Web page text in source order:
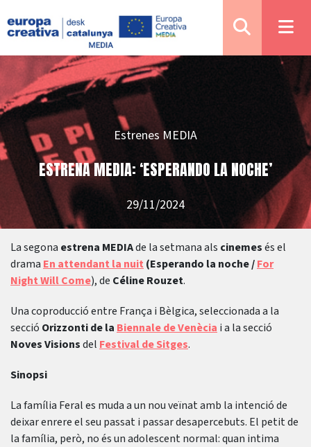
Estrenes MEDIA
ESTRENA MEDIA: ‘ESPERANDO LA NOCHE’
29/11/2024
La segona estrena MEDIAde la setmana als cinemesés el
drama En attendant la nuit (Esperando la noche /For
Night Will Come), de Céline Rouzet.
Una coproducció entre França i Bèlgica, seleccionada a la
secció Orizzonti de la Biennale de Venècia i a la secció
Noves Visionsdel Festival de Sitges.
Sinopsi
La família Feral es muda a un nou veïnat amb la intenció de
deixar enrere el seu passat i passar desapercebuts. El petit de
la família, però, no és un adolescent normal: quan intima